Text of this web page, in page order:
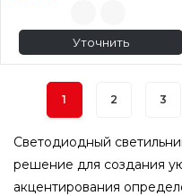
Уточнить
1 2 3
Светодиодный
решение для создания
акцентирования